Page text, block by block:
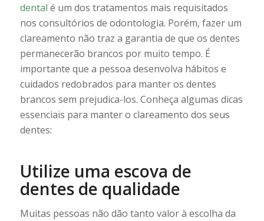
dental é um dos tratamentos mais requisitados
nos consultórios de odontologia. Porém, fazer um
clareamento não traz a garantia de que os dentes
permanecerão brancos por muito tempo. É
importante que a pessoa desenvolva hábitos e
cuidados redobrados para manter os dentes
brancos sem prejudica-los. Conheça algumas dicas
essenciais para manter o clareamento dos seus
dentes:
Utilize uma escova de
dentes de qualidade
Muitas pessoas não dão tanto valor à escolha da